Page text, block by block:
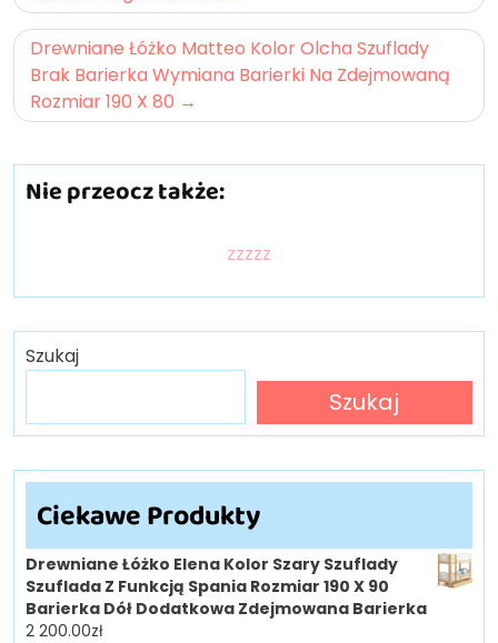
Drewniane Łóżko Matteo Kolor Olcha Szuflady
Brak Barierka Wymiana Barierki Na Zdejmowaną
Rozmiar 190 X 80
Nie przeocz także:
zzzzz
Szukaj
Szukaj
Ciekawe Produkty
Drewniane Łóżko Elena Kolor Szary Szuflady
Szuflada Z Funkcją Spania Rozmiar 190 X 90
Barierka Dół Dodatkowa Zdejmowana Barierka
2 200.00zł